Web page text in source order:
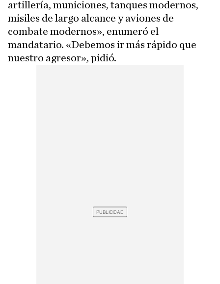
artillería, municiones, tanques modernos,
misiles de largo alcance y aviones de
combate modernos», enumeró el
mandatario. «Debemos ir más rápido que
nuestro agresor», pidió.